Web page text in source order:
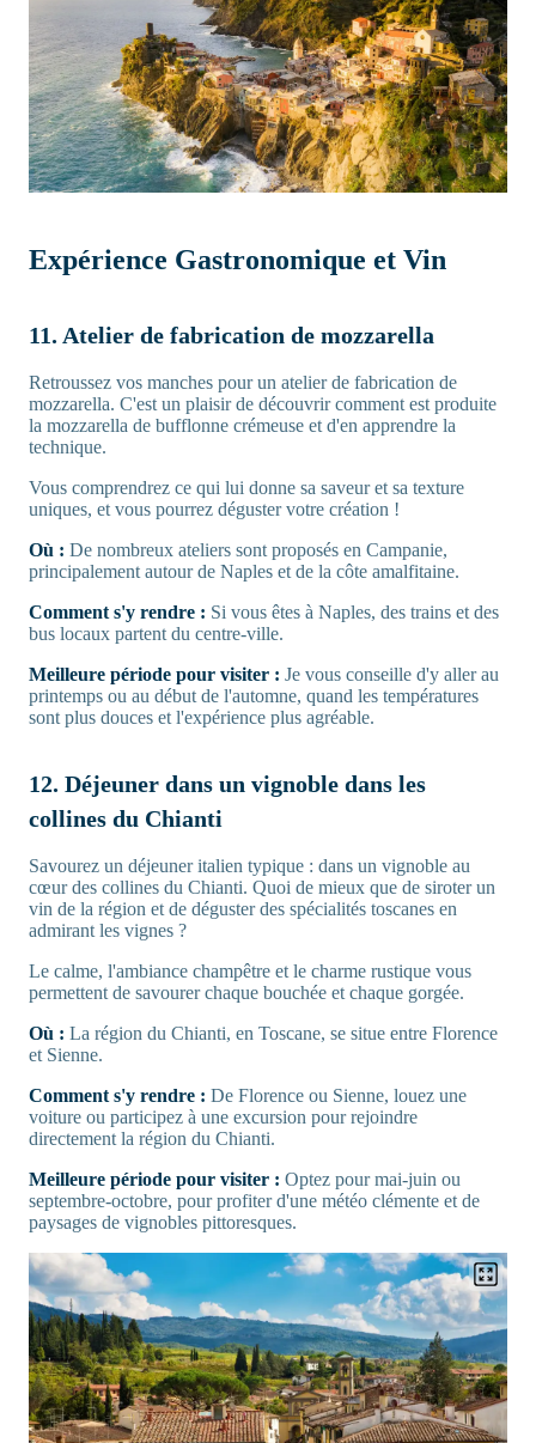
Expérience Gastronomique et Vin
11. Atelier de fabrication de mozzarella
Retroussez vos manches pour un atelier de fabrication de
mozzarella. C'est un plaisir de découvrir comment est produite
la mozzarella de bufflonne crémeuse et d'en apprendre la
technique.
Vous comprendrez ce qui lui donne sa saveur et sa texture
uniques, et vous pourrez déguster votre création !
Où : De nombreux ateliers sont proposés en Campanie,
principalement autour de Naples et de la côte amalfitaine.
Comment s'y rendre : Si vous êtes à Naples, des trains et des
bus locaux partent du centre-ville.
Meilleure période pour visiter : Je vous conseille d'y aller au
printemps ou au début de l'automne, quand les températures
sont plus douces et l'expérience plus agréable.
12. Déjeuner dans un vignoble dans les
collines du Chianti
Savourez un déjeuner italien typique : dans un vignoble au
cœur des collines du Chianti. Quoi de mieux que de siroter un
vin de la région et de déguster des spécialités toscanes en
admirant les vignes ?
Le calme, l'ambiance champêtre et le charme rustique vous
permettent de savourer chaque bouchée et chaque gorgée.
Où : La région du Chianti, en Toscane, se situe entre Florence
et Sienne.
Comment s'y rendre : De Florence ou Sienne, louez une
voiture ou participez à une excursion pour rejoindre
directement la région du Chianti.
Meilleure période pour visiter : Optez pour mai-juin ou
septembre-octobre, pour profiter d'une météo clémente et de
paysages de vignobles pittoresques.